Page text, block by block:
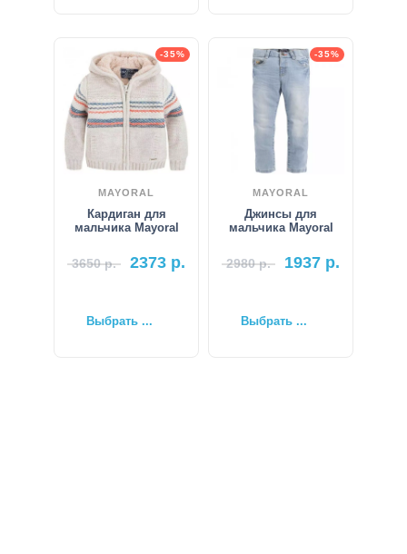
-35%
MAYORAL
Кардиган для
мальчика Mayoral
3650р. 2373 р.
Выбрать ...
-35%
MAYORAL
Джинсы для
мальчика Mayoral
2980р. 1937 р.
Выбрать ...